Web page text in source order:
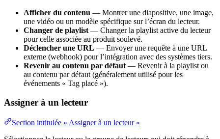
Afficher du contenu — Montrer une diapositive, une image,
une vidéo ou un modèle spécifique sur l’écran du lecteur.
Changer de playlist — Changer la playlist active du lecteur
pour celle associée au produit soulevé.
Déclencher une URL — Envoyer une requête à une URL
externe (webhook) pour l’intégration avec des systèmes tiers.
Revenir au contenu par défaut — Revenir à la playlist ou
au contenu par défaut (généralement utilisé pour les
événements « Tag placé »).
Assigner à un lecteur
Section intitulée « Assigner à un lecteur »